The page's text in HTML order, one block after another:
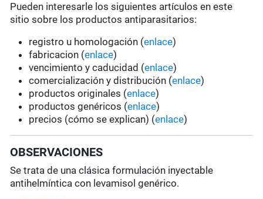
Pueden interesarle los siguientes artículos en este
sitio sobre los productos antiparasitarios:
registro u homologación (enlace)
fabricacion (enlace)
vencimiento y caducidad (enlace)
comercialización y distribución (enlace)
productos originales (enlace)
productos genéricos (enlace)
precios (cómo se explican) (enlace)
OBSERVACIONES
Se trata de una clásica formulación inyectable
antihelmíntica con levamisol genérico.